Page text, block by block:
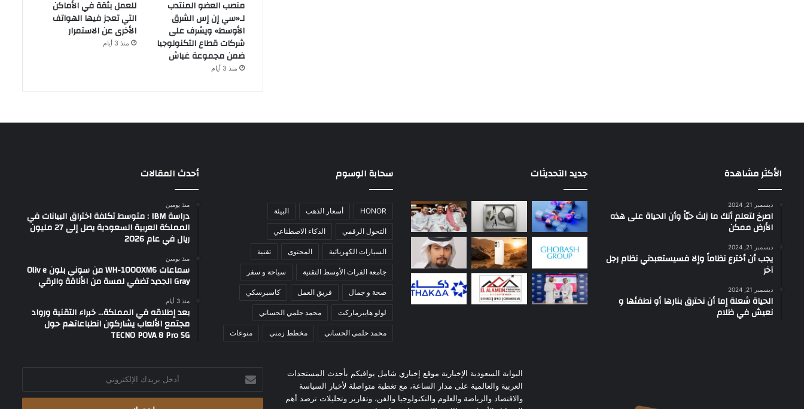
منصب العضو المنتدب
لـ«سي إن إس الشرق
الأوسط» ويشرف على
شركات قطاع التكنولوجيا
ضمن مجموعة غباش
منذ 3 أيام
للعمل بثقة في الأماكن
التي تعجز فيها الهواتف
الأخرى عن الاستمرار
منذ 3 أيام
الأكثر مشاهدة
ديسمبر 21, 2024
‫اصرخ لتعلم أنك ما زلتَ حيّاً وأن الحياة على هذه
الأرض ممكن
ديسمبر 21, 2024
يجب أن أخترع نظاماً وإلا فسيستعبدني نظام رجل
آخر
ديسمبر 21, 2024
الحياة شعلة إما أن نحترق بنارها أو نطفئها و
نعيش في ظلام
جديد التحديثات سحابة الوسوم
HONOR أسعار الذهب البيئة
التحول الرقمي الذكاء الاصطناعي
السيارات الكهربائية المحتوى تقنية
جامعة الفرات الأوسط التقنية سياحة و سفر
صحة و جمال فريق العمل كاسبرسكي
لولو هايبرماركت محمد جلمي الحساني
محمد حلمي الحساني مخطط زمني منوعات
أحدث المقالات
منذ يومين
دراسة IBM : متوسط تكلفة اختراق البيانات في
المملكة العربية السعودية يصل إلى 27 مليون
ريال في عام 2026
منذ يومين
سماعات WH-1000XM6 من سوني بلون Oliv e
Gray الجديد تضفي لمسة من الأناقة والرقي
منذ 3 أيام
بعد إطلاقه في المملكة… خبراء التقنية ورواد
مجتمع الألعاب يشاركون انطباعاتهم حول
TECNO POVA 8 Pro 5G
البوابة السعودية الإخبارية موقع إخباري شامل يوافيكم بأحدث المستجدات
العربية والعالمية على مدار الساعة، مع تغطية متواصلة لأخبار السياسة
والاقتصاد والرياضة والعلوم والتكنولوجيا والفن، وتقارير وتحليلات ترصد أهم
بريدك
الإلكتروني